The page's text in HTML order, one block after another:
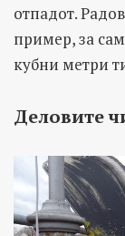
отпадот.
пример, за
кубни метри
Деловите